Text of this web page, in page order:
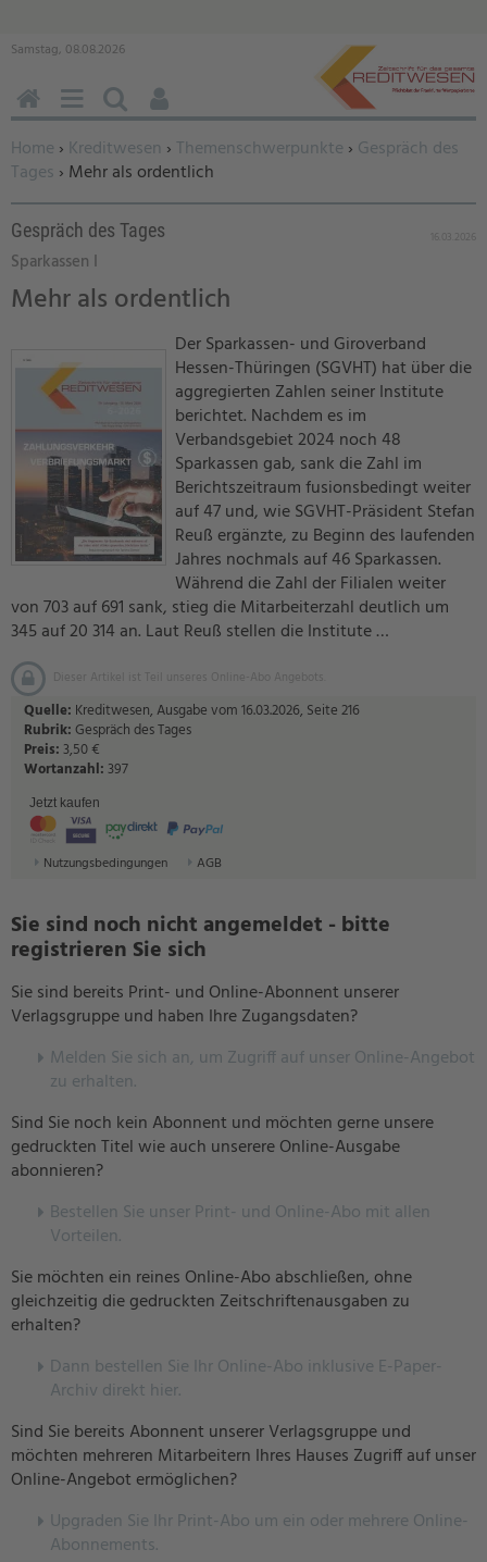
Samstag, 08.08.2026
Sie befinden sich hier:
Home › Kreditwesen › Themenschwerpunkte › Gespräch des
Tages › Mehr als ordentlich
Gespräch des Tages
Sparkassen I
Mehr als ordentlich
Der Sparkassen- und Giroverband
Hessen-Thüringen (SGVHT) hat über die
aggregierten Zahlen seiner Institute
berichtet. Nachdem es im
Verbandsgebiet 2024 noch 48
Sparkassen gab, sank die Zahl im
Berichtszeitraum fusionsbedingt weiter
auf 47 und, wie SGVHT-Präsident Stefan
Reuß ergänzte, zu Beginn des laufenden
Jahres nochmals auf 46 Sparkassen.
Während die Zahl der Filialen weiter
von 703 auf 691 sank, stieg die Mitarbeiterzahl deutlich um
345 auf 20 314 an. Laut Reuß stellen die Institute …
Dieser Artikel ist Teil unseres Online-Abo Angebots.
Quelle: Kreditwesen, Ausgabe vom 16.03.2026, Seite 216
Rubrik:Gespräch des Tages
Preis:3,50 €
Wortanzahl:397
Jetzt kaufen
Nutzungsbedingungen AGB
Sie sind noch nicht angemeldet - bitte
registrieren Sie sich
Sie sind bereits Print- und Online-Abonnent unserer
Verlagsgruppe und haben Ihre Zugangsdaten?
Melden Sie sich an, um Zugriff auf unser Online-Angebot
zu erhalten.
Sind Sie noch kein Abonnent und möchten gerne unsere
gedruckten Titel wie auch unserere Online-Ausgabe
abonnieren?
Bestellen Sie unser Print- und Online-Abo mit allen
Vorteilen.
Sie möchten ein reines Online-Abo abschließen, ohne
gleichzeitig die gedruckten Zeitschriftenausgaben zu
erhalten?
Dann bestellen Sie Ihr Online-Abo inklusive E-Paper-
Archiv direkt hier.
Sind Sie bereits Abonnent unserer Verlagsgruppe und
möchten mehreren Mitarbeitern Ihres Hauses Zugriff auf unser
Online-Angebot ermöglichen?
Upgraden Sie Ihr Print-Abo um ein oder mehrere Online-
Abonnements.
HOMEMENÜSUCHEN
BENUTZERFUNKTIONEN